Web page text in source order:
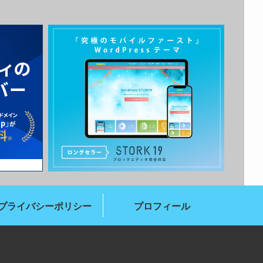
ライバシーポリシー プロフィール